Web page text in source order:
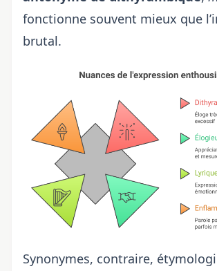
fonctionne souvent mieux que
brutal.
Synonymes, contraire,